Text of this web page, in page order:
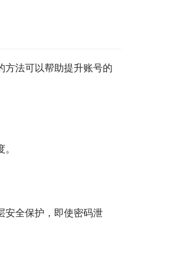
方法可以帮助提升账号的
安全保护，即使密码泄